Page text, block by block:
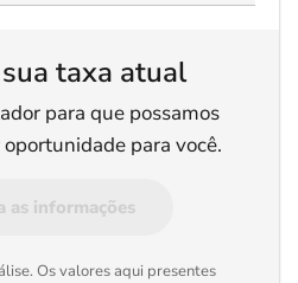
taxa atual
para que possamos
para você.
as informações
Os valores aqui presentes